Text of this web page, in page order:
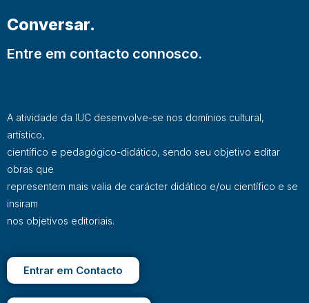
Conversar.
Entre em contacto connosco.
A atividade da IUC desenvolve-se nos domínios cultural,
artístico,
científico e pedagógico-didático, sendo seu objetivo editar
obras que
representem mais valia de carácter didático e/ou científico e se
insiram
nos objetivos editoriais.
Entrar em Contacto